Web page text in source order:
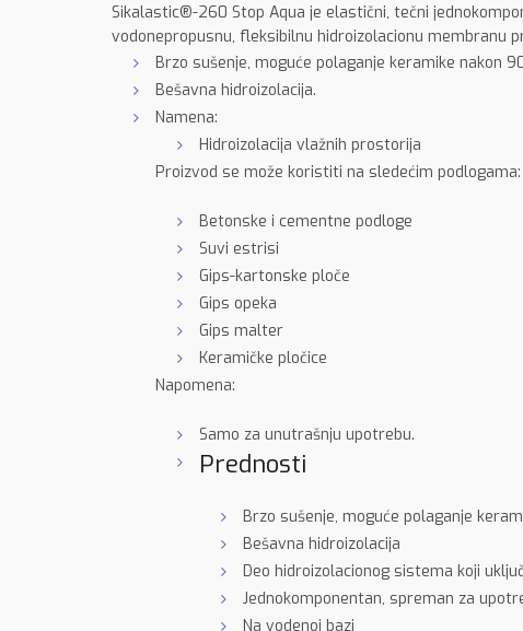
Sikalastic®-260 Stop Aqua je elastični, tečni
vodonepropusnu, fleksibilnu hidroizolacionu membranu
Brzo sušenje, moguće polaganje keramike nakon
Bešavna hidroizolacija.
Namena:
Hidroizolacija vlažnih prostorija
Proizvod se može koristiti na sledećim podlogama:
Betonske i cementne podloge
Suvi estrisi
Gips-kartonske ploče
Gips opeka
Gips malter
Keramičke pločice
Napomena:
Samo za unutrašnju upotrebu.
Prednosti
Brzo sušenje, moguće polaganje
Bešavna hidroizolacija
Deo hidroizolacionog sistema koji
Jednokomponentan, spreman za
Na vodenoj bazi